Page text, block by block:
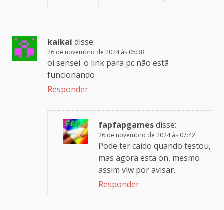
kaikai disse:
26 de novembro de 2024 às 05:38
oi sensei. o link para pc não estã
funcionando
Responder
fapfapgamesdisse:
26 de novembro de 2024 às 07:42
Pode ter caido quando testou,
mas agora esta on, mesmo
assim vlw por avisar.
Responder